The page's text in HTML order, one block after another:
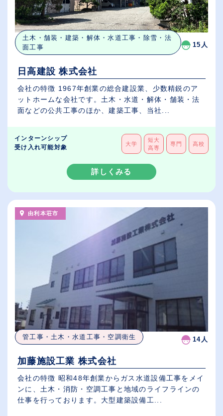
土木・舗装・建築・解体・水道工事・除雪・法
面工事
15人
日高建設 株式会社
会社の特徴 1967年創業の総合建設業、少数精鋭のア
ットホームな会社です。土木・水道・解体・舗装・法
面などの公共工事のほか、建築工事、当社...
インターンシップ
受け入れ可能対象
大学
短大
高専
専門 高校
詳しくみる
由利本荘市
管工事・土木・水道工事・空調衛生 14人
加藤施設工業 株式会社
会社の特徴 昭和48年創業からガス水道設備工事をメイ
ンに、土木・消防・空調工事と地域のライフラインの
仕事を行っております。大型建築設備工...